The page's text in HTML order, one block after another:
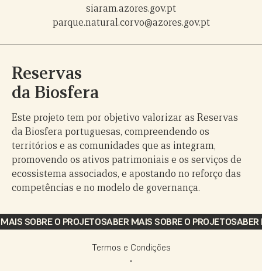
siaram.azores.gov.pt
parque.natural.corvo@azores.gov.pt
Reservas
da Biosfera
Este projeto tem por objetivo valorizar as Reservas
da Biosfera portuguesas, compreendendo os
territórios e as comunidades que as integram,
promovendo os ativos patrimoniais e os serviços de
ecossistema associados, e apostando no reforço das
competências e no modelo de governança.
SOBRE O PROJETOSABER MAIS SOBRE O PROJETOSABER
Termos e Condições